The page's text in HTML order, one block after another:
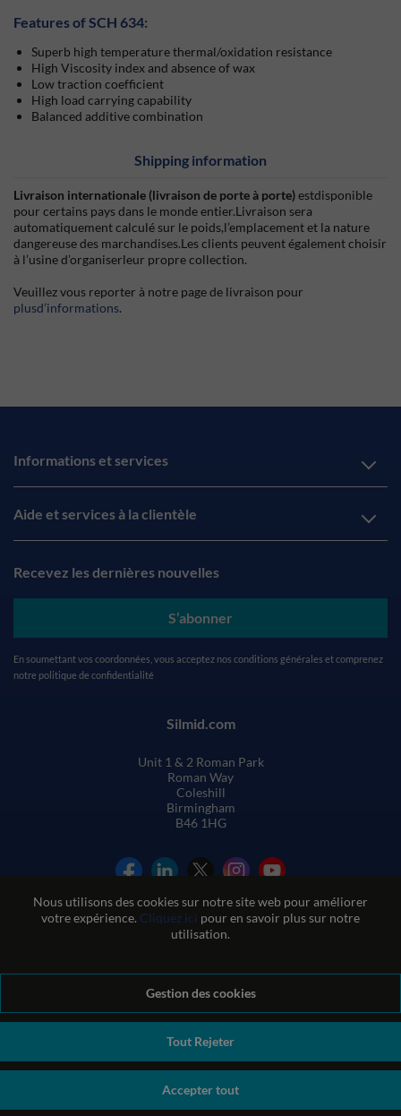
Nous utilisons des cookies sur notre site web pour améliorer
votre expérience. Cliquez ici pour en savoir plus sur notre
utilisation.
Gestion des cookies
Tout Rejeter
Accepter tout
Features of SCH 634:
Superb high temperature thermal/oxidation resistance
High Viscosity index and absence of wax
Low traction coefficient
High load carrying capability
Balanced additive combination
Shipping information
Livraison internationale (livraison de porte à porte)estdisponible
pour certains pays dans le monde entier.Livraison sera
automatiquement calculé sur le poids,l’emplacement et la nature
dangereuse des marchandises.Les clients peuvent également choisir
à l’usine d’organiserleur propre collection.
Veuillez vous reporter à notre page de livraison pour
plusd’informations.
Informations et services
Aide et services à la clientèle
Recevez les dernières nouvelles
S’abonner
En soumettant vos coordonnées, vous acceptez nos conditions générales et comprenez
notre politique de confidentialité
Silmid.com
Unit 1 & 2 Roman Park
Roman Way
Coleshill
Birmingham
B46 1HG
Conditions générales de vente
Conditions d'utilisation du site web
Politique de confidentialité et de cookies
Politique de qualité
Politique environnementale
Déclaration sur l'esclavage moderne
number: GB 338 0755 48|ecommerce by red